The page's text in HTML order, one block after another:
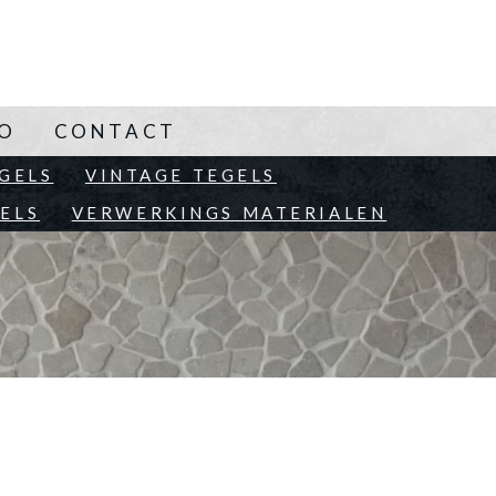
VINTAGE TEGELS
VERWERKINGS MATERIALEN
CONTACT